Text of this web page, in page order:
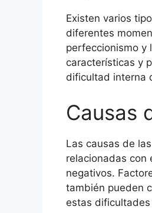
Existen varios
diferentes
perfeccionismo y
características y
dificultad interna
Causas
Las causas de
relacionadas con
negativos.
también pueden
estas